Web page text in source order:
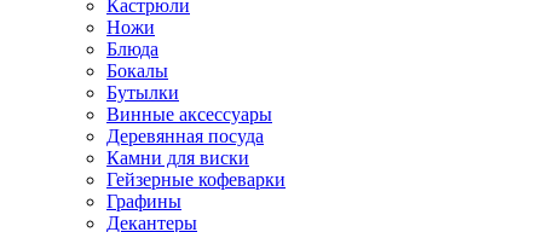
Кастрюли
Ножи
Блюда
Бокалы
Бутылки
Винные аксессуары
Деревянная посуда
Камни для виски
Гейзерные кофеварки
Графины
Декантеры